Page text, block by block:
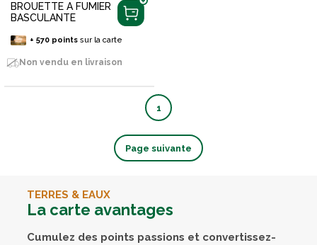
BROUETTE A FUMIER
BASCULANTE
+ 570pointssur la carte
Non vendu en livraison
1
Page suivante
TERRES & EAUX
La carte avantages
Cumulez des points passions et convertissez-